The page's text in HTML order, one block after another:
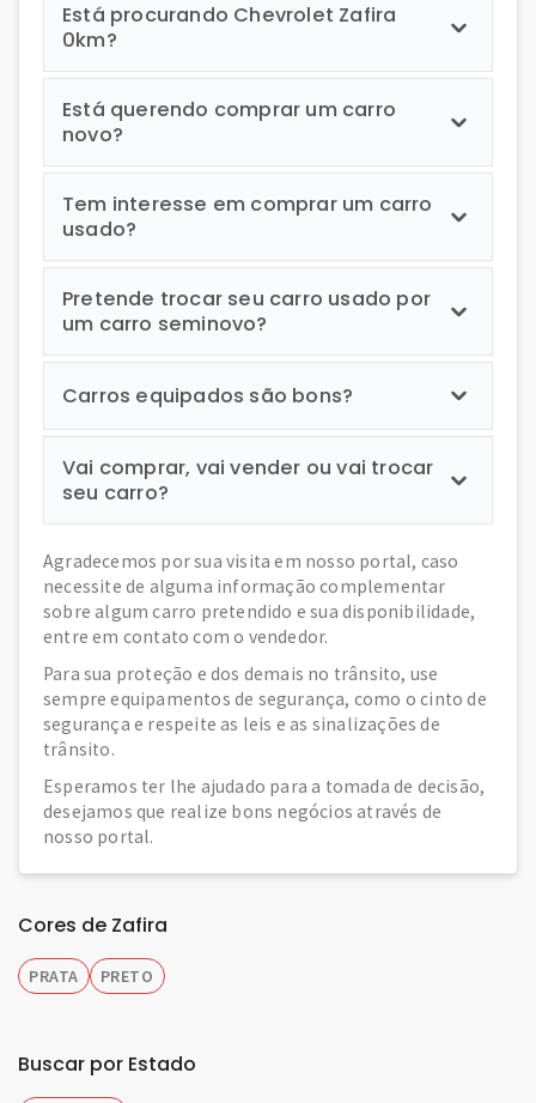
Está procurando Chevrolet Zafira
0km?
Está querendo comprar um carro
novo?
Tem interesse em comprar um carro
usado?
Pretende trocar seu carro usado por
um carro seminovo?
Carros equipados são bons?
Vai comprar, vai vender ou vai trocar
seu carro?
Agradecemos por sua visita em nosso portal, caso
necessite de alguma informação complementar
sobre algum carro pretendido e sua disponibilidade,
entre em contato com o vendedor.
Para sua proteção e dos demais no trânsito, use
sempre equipamentos de segurança, como o cinto de
segurança e respeite as leis e as sinalizações de
trânsito.
Esperamos ter lhe ajudado para a tomada de decisão,
desejamos que realize bons negócios através de
nosso portal.
Cores de Zafira
PRATA PRETO
Buscar por Estado